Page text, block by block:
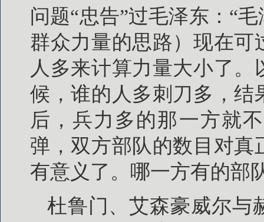
问题“忠告”过毛泽东：“
群众力量的思路）现在
人多来计算力量大小了
候，谁的人多刺刀多，结
后，兵力多的那一方就
弹，双方部队的数目对真
有意义了。哪一方有的部
杜鲁门、艾森豪威尔与